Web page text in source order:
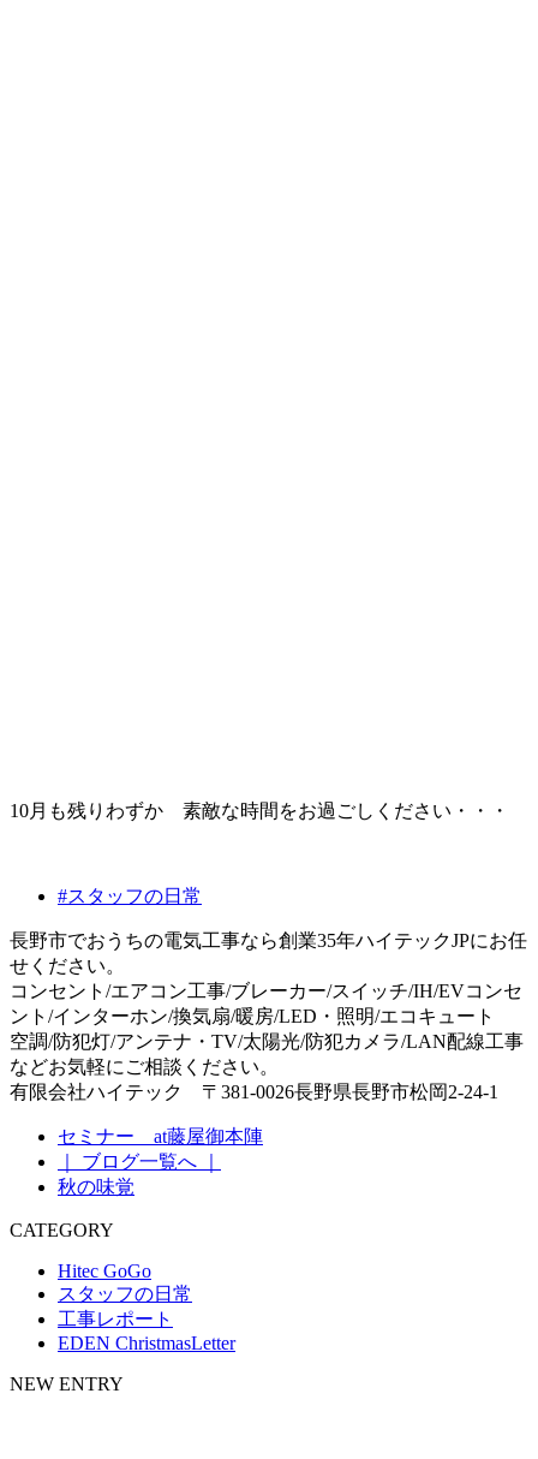
10月も残りわずか 素敵な時間をお過ごしください・・・
#スタッフの日常
長野市でおうちの電気工事なら創業35年ハイテックJPにお任
せください。
コンセント/エアコン工事/ブレーカー/スイッチ/IH/EVコンセ
ント/インターホン/換気扇/暖房/LED・照明/エコキュート
空調/防犯灯/アンテナ・TV/太陽光/防犯カメラ/LAN配線工事
などお気軽にご相談ください。
有限会社ハイテック 〒381-0026長野県長野市松岡2-24-1
セミナー at藤屋御本陣
｜ ブログ一覧へ ｜
秋の味覚
CATEGORY
Hitec GoGo
スタッフの日常
工事レポート
EDEN ChristmasLetter
NEW ENTRY